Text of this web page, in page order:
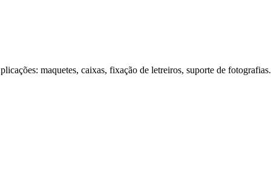
maquetes, caixas, fixação de letreiros, suporte de fotografias.